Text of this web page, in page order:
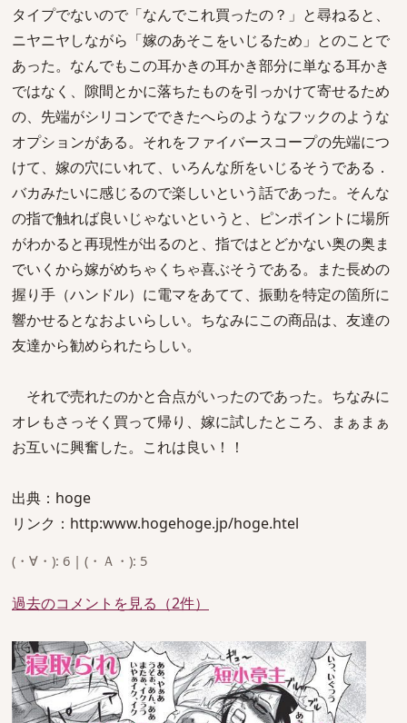
タイプでないので「なんでこれ買ったの？」と尋ねると、
ニヤニヤしながら「嫁のあそこをいじるため」とのことで
あった。なんでもこの耳かきの耳かき部分に単なる耳かき
ではなく、隙間とかに落ちたものを引っかけて寄せるため
の、先端がシリコンでできたへらのようなフックのような
オプションがある。それをファイバースコープの先端につ
けて、嫁の穴にいれて、いろんな所をいじるそうである．
バカみたいに感じるので楽しいという話であった。そんな
の指で触れば良いじゃないというと、ピンポイントに場所
がわかると再現性が出るのと、指ではとどかない奥の奥ま
でいくから嫁がめちゃくちゃ喜ぶそうである。また長めの
握り手（ハンドル）に電マをあてて、振動を特定の箇所に
響かせるとなおよいらしい。ちなみにこの商品は、友達の
友達から勧められたらしい。
それで売れたのかと合点がいったのであった。ちなみに
オレもさっそく買って帰り、嫁に試したところ、まぁまぁ
お互いに興奮した。これは良い！！
出典：hoge
リンク：http:www.hogehoge.jp/hoge.htel
(・∀・): 6 | (・Ａ・): 5
過去のコメントを見る（2件）